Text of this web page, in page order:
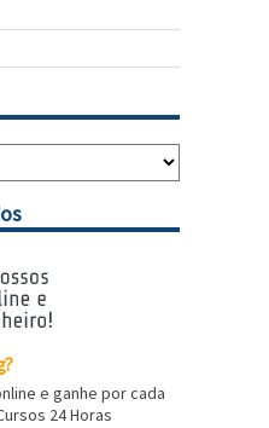
e ganhe por cada
24 Horas